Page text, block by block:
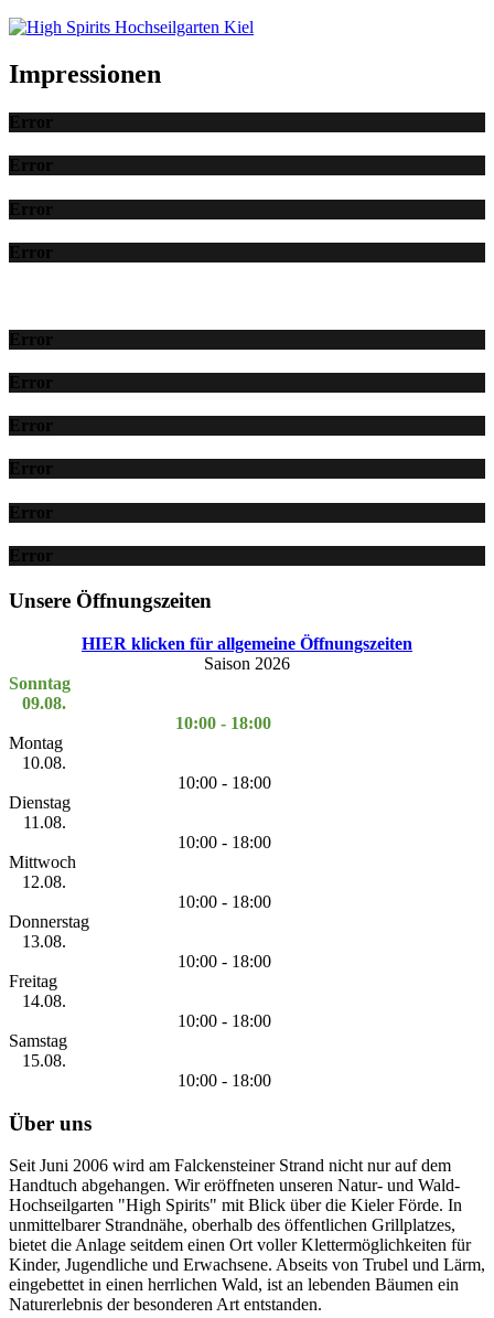
Impressionen
Error
Error
Error
Error
Error
Error
Error
Error
Error
Error
Unsere Öffnungszeiten
HIER klicken für allgemeine Öffnungszeiten
Saison 2026
Sonntag
09.08.
10:00 - 18:00
Montag
10.08.
10:00 - 18:00
Dienstag
11.08.
10:00 - 18:00
Mittwoch
12.08.
10:00 - 18:00
Donnerstag
13.08.
10:00 - 18:00
Freitag
14.08.
10:00 - 18:00
Samstag
15.08.
10:00 - 18:00
Über uns
Seit Juni 2006 wird am Falckensteiner Strand nicht nur auf dem
Handtuch abgehangen. Wir eröffneten unseren Natur- und Wald-
Hochseilgarten "High Spirits" mit Blick über die Kieler Förde. In
unmittelbarer Strandnähe, oberhalb des öffentlichen Grillplatzes,
bietet die Anlage seitdem einen Ort voller Klettermöglichkeiten für
Kinder, Jugendliche und Erwachsene. Abseits von Trubel und Lärm,
eingebettet in einen herrlichen Wald, ist an lebenden Bäumen ein
Naturerlebnis der besonderen Art entstanden.